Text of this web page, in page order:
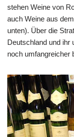
stehen Weine von
auch Weine aus
unten). Über die
Deutschland und ihr
noch umfangreicher